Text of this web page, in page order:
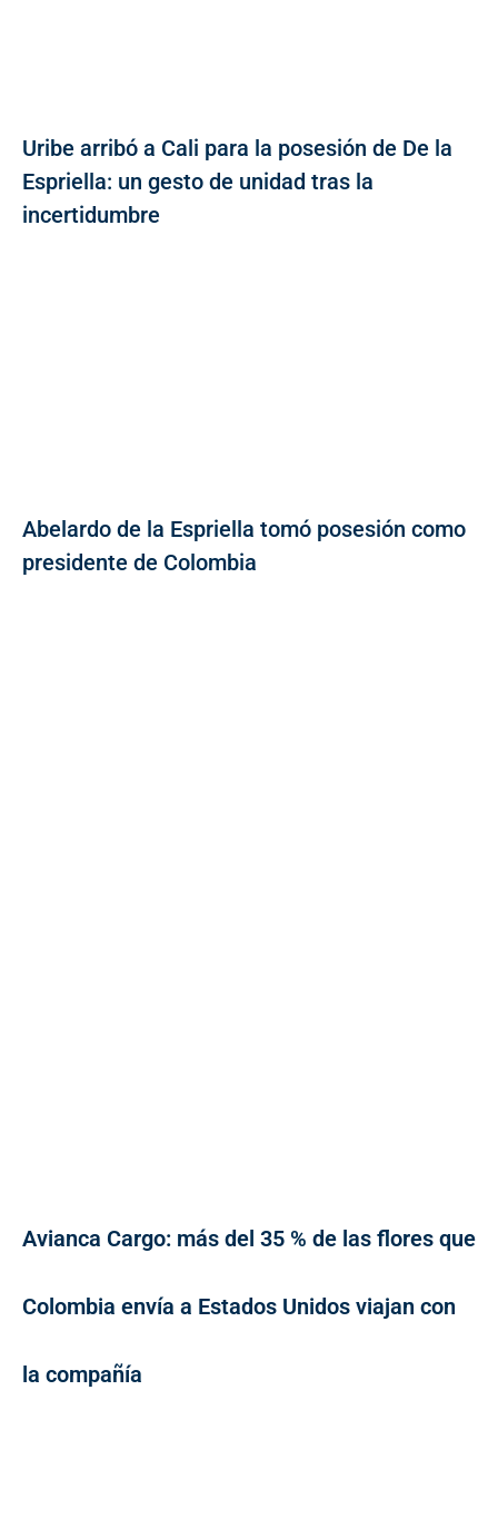
Uribe arribó a Cali para la posesión de De la
Espriella: un gesto de unidad tras la
incertidumbre
Abelardo de la Espriella tomó posesión como
presidente de Colombia
Avianca Cargo: más del 35 % de las flores que
Colombia envía a Estados Unidos viajan con
la compañía